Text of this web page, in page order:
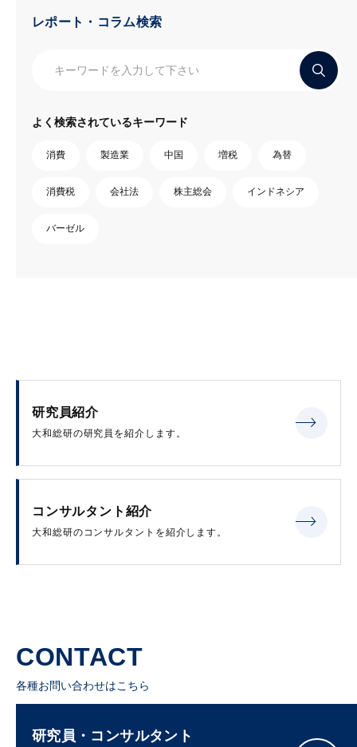
レポート・コラム検索
よく検索されているキーワード
消費 製造業 中国 増税 為替
消費税 会社法 株主総会 インドネシア
バーゼル
研究員紹介
大和総研の研究員を紹介します。
コンサルタント紹介
大和総研のコンサルタントを紹介します。
CONTACT
各種お問い合わせはこちら
研究員・コンサルタント